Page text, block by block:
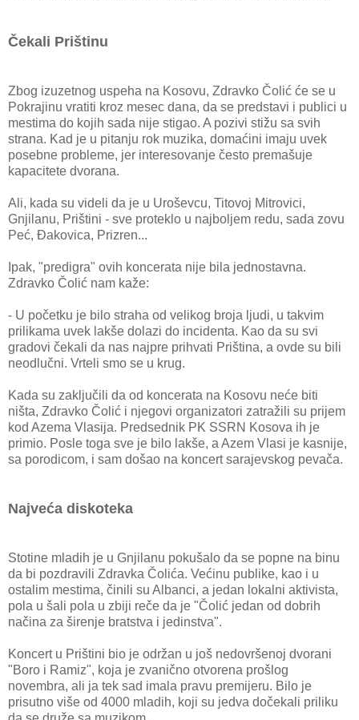
Čekali Prištinu
Zbog izuzetnog uspeha na Kosovu, Zdravko Čolić će se u
Pokrajinu vratiti kroz mesec dana, da se predstavi i publici u
mestima do kojih sada nije stigao. A pozivi stižu sa svih
strana. Kad je u pitanju rok muzika, domaćini imaju uvek
posebne probleme, jer interesovanje često premašuje
kapacitete dvorana.
Ali, kada su videli da je u Uroševcu, Titovoj Mitrovici,
Gnjilanu, Prištini - sve proteklo u najboljem redu, sada zovu
Peć, Đakovica, Prizren...
Ipak, "predigra" ovih koncerata nije bila jednostavna.
Zdravko Čolić nam kaže:
- U početku je bilo straha od velikog broja ljudi, u takvim
prilikama uvek lakše dolazi do incidenta. Kao da su svi
gradovi čekali da nas najpre prihvati Priština, a ovde su bili
neodlučni. Vrteli smo se u krug.
Kada su zaključili da od koncerata na Kosovu neće biti
ništa, Zdravko Čolić i njegovi organizatori zatražili su prijem
kod Azema Vlasija. Predsednik PK SSRN Kosova ih je
primio. Posle toga sve je bilo lakše, a Azem Vlasi je kasnije,
sa porodicom, i sam došao na koncert sarajevskog pevača.
Najveća diskoteka
Stotine mladih je u Gnjilanu pokušalo da se popne na binu
da bi pozdravili Zdravka Čolića. Većinu publike, kao i u
ostalim mestima, činili su Albanci, a jedan lokalni aktivista,
pola u šali pola u zbiji reče da je "Čolić jedan od dobrih
načina za širenje bratstva i jedinstva".
Koncert u Prištini bio je održan u još nedovršenoj dvorani
"Boro i Ramiz", koja je zvanično otvorena prošlog
novembra, ali ja tek sad imala pravu premijeru. Bilo je
prisutno više od 4000 mladih, koji su jedva dočekali priliku